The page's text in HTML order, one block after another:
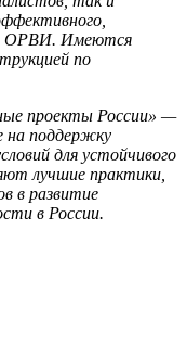
и ОРВИ. Имеются
по
проекты России» —
на поддержку
для устойчивого
лучшие практики,
в развитие
в России.